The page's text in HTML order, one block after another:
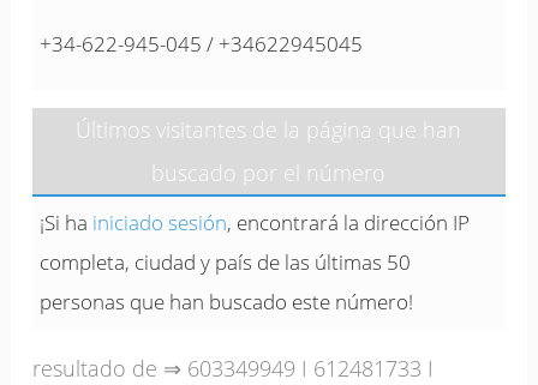
+34-622-945-045 / +34622945045
Últimos visitantes de la página que han
buscado por el número
¡Si ha iniciado sesión, encontrará la dirección IP
completa, ciudad y país de las últimas 50
personas que han buscado este número!
resultado de ⇒ 603349949 I 612481733 I